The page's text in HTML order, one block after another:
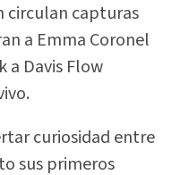
circulan capturas
a Emma Coronel
a Davis Flow
curiosidad entre
sus primeros